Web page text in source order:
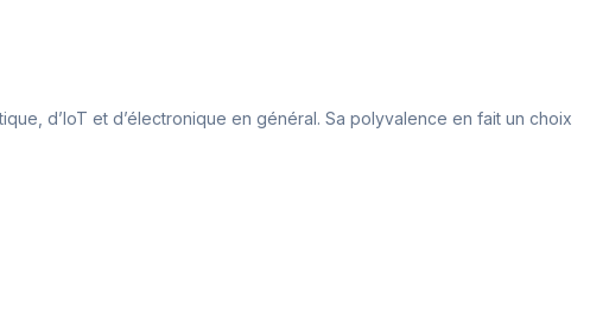
d’IoT et d’électronique en général. Sa polyvalence en fait un choix